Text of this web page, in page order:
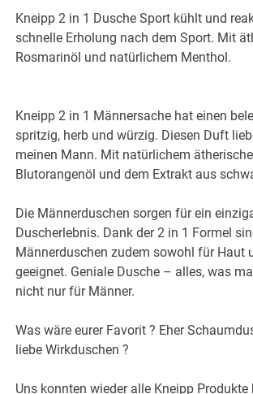
Kneipp 2 in 1 Dusche Sport kühlt und
schnelle Erholung nach dem Sport. Mit
Rosmarinöl und natürlichem Menthol.
Kneipp 2 in 1 Männersache hat einen
spritzig, herb und würzig. Diesen Duft
meinen Mann. Mit natürlichem
Blutorangenöl und dem Extrakt aus
Die Männerduschen sorgen für ein
Duscherlebnis. Dank der 2 in 1 Formel
Männerduschen zudem sowohl für Haut
geeignet. Geniale Dusche – alles, was
nicht nur für Männer.
Was wäre eurer Favorit ? Eher
liebe Wirkduschen ?
Uns konnten wieder alle Kneipp Produkte